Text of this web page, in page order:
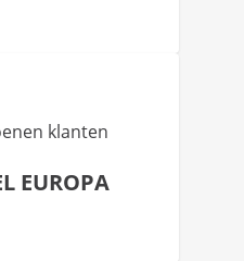
klanten
EUROPA